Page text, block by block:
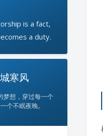
is a fact,
a duty.
寒风
梦想，穿过每一个
个不眠夜晚。